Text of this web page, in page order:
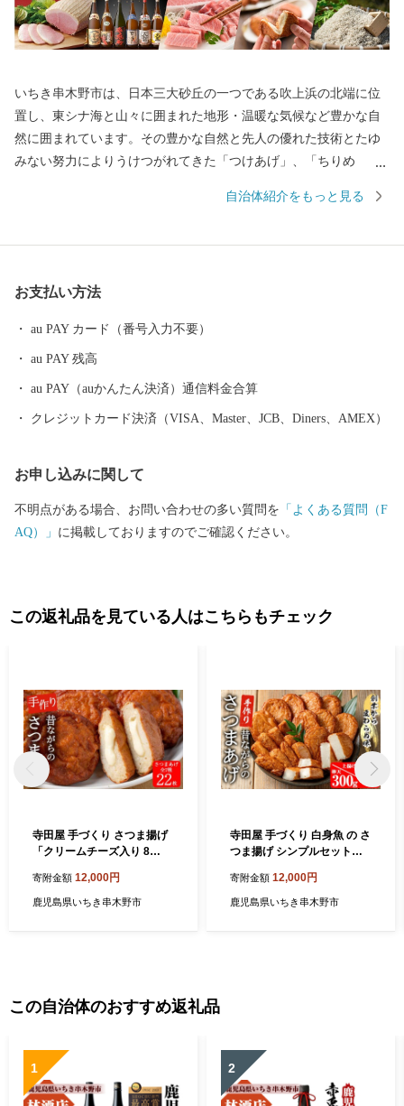
いちき串木野市は、日本三大砂丘の一つである吹上浜の北端に位
置し、東シナ海と山々に囲まれた地形・温暖な気候など豊かな自
然に囲まれています。その豊かな自然と先人の優れた技術とたゆ
みない努力によりうけつがれてきた「つけあげ」、「ちりめ
などの特産品に恵まれ、「食」の豊かなまちとして発展してきて
自治体紹介をもっと見る
お支払い方法
au PAY カード（番号入力不要）
au PAY 残高
au PAY（auかんたん決済）通信料金合算
クレジットカード決済（VISA、Master、JCB、Diners、AMEX）
お申し込みに関して
不明点がある場合、お問い合わせの多い質問を 「よくある質問（F
AQ）」 に掲載しておりますのでご確認ください。
この返礼品を見ている人はこちらもチェック
寺田屋 手づくり さつま揚げ
「クリームチーズ入り 8
節の野菜天：5種」詰め合わ
せ セット！温めて、とろけ
寄附金額 12,000円
鹿児島県いちき串木野市
寺田屋 手づくり 白身魚 の さ
つま揚げ シンプルセット
野名物 地酒と豆腐たっぷり
の薩摩揚げ つけ揚げ 練り物
寄附金額 12,000円
鹿児島県いちき串木野市
この自治体のおすすめ返礼品
1 2